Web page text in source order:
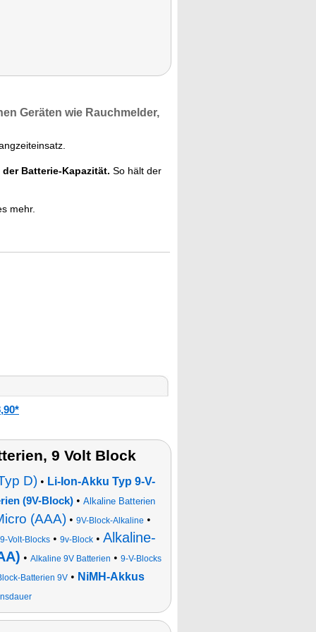
Geräten wie Rauchmelder,
Batterie-Kapazität. So hält der
mehr.
9 Volt Block
D)• Li-Ion-Akku Typ 9-V-
(9V-Block)• Alkaline Batterien
(AAA)• 9V-Block-Alkaline •
9-Volt-Blocks• 9v-Block• Alkaline-
• Alkaline 9V Batterien • 9-V-Blocks
Batterien 9V • NiMH-Akkus